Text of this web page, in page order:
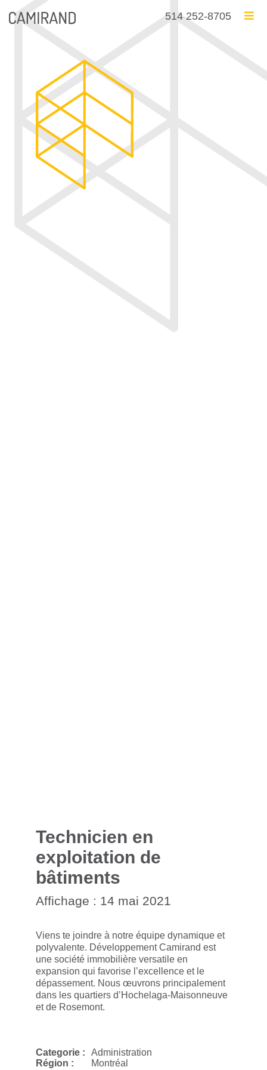
514 252-8705
Technicien en
exploitation de
bâtiments
Affichage : 14 mai 2021
Viens te joindre à notre équipe dynamique et
polyvalente. Développement Camirand est
une société immobilière versatile en
expansion qui favorise l’excellence et le
dépassement. Nous œuvrons principalement
dans les quartiers d’Hochelaga-Maisonneuve
et de Rosemont.
Categorie :
Administration
Région :
Montréal